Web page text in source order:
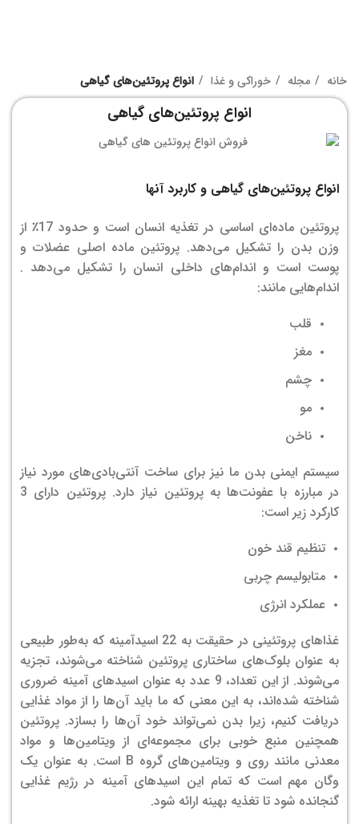
خانه مجله خوراکی و غذا انواع پروتئین‌های گیاهی
انواع پروتئین‌های گیاهی
انواع پروتئین‌های گیاهی و کاربرد آنها
پروتئین ماده‌ای اساسی در تغذیه انسان است و حدود 17٪ از
وزن بدن را تشکیل می‌دهد. پروتئین ماده اصلی عضلات و
پوست است واندام‌های داخلی انسان را تشکیل می‌دهد .
اندام‌هایی مانند:
قلب
مغز
چشم
مو
ناخن
سیستم ایمنی بدن ما نیز برای ساخت آنتی‌بادی‌های مورد نیاز
در مبارزه با عفونت‌ها به پروتئین نیاز دارد. پروتئین دارای 3
کارکرد زیر است:
تنظیم قند خون
متابولیسم چربی
عملکرد انرژی
غذاهای پروتئینی در حقیقت به 22 اسیدآمینه که به‌طور طبیعی
به عنوان بلوک‌های ساختاری پروتئین شناخته می‌شوند، تجزیه
می‌شوند. از این تعداد، 9 عدد به عنوان اسیدهای آمینه ضروری
شناخته شده‌اند، به این معنی که ما باید آن‌ها را از مواد غذایی
دریافت کنیم، زیرا بدن نمی‌تواند خود آن‌ها را بسازد. پروتئین
همچنین منبع خوبی برای مجموعه‌ای از ویتامین‌ها و مواد
معدنی مانند روی و ویتامین‌های گروه B است. به عنوان یک
وگان مهم است که تمام این اسیدهای آمینه در رژیم غذایی
گنجانده شود تا تغذیه بهینه ارائه شود.